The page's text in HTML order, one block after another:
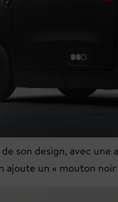
son design, avec
un « mouton noir